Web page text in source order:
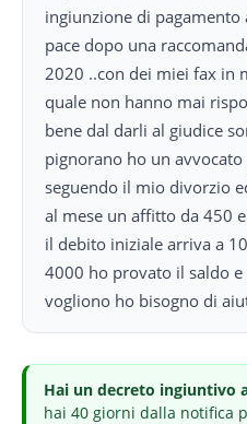
ingiunzione di pagamento
pace dopo una
2020 ..con dei miei fax in
quale non hanno mai
bene dal darli al giudice
pignorano ho un avvocato
seguendo il mio divorzio
al mese un affitto da 450
il debito iniziale arriva a
4000 ho provato il saldo
vogliono ho bisogno di
Hai un decreto ingiuntivo
hai 40 giorni dalla notifica